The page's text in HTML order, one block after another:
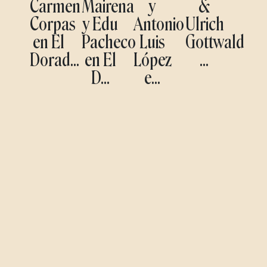
Carmen
Corpas
en El
Dorad...
Mairena
y Edu
Pacheco
en El
D...
y
Antonio
Luis
López
e...
&
Ulrich
Gottwald
...